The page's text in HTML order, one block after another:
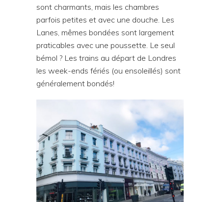
sont charmants, mais les chambres
parfois petites et avec une douche. Les
Lanes, mêmes bondées sont largement
praticables avec une poussette. Le seul
bémol ? Les trains au départ de Londres
les week-ends fériés (ou ensoleillés) sont
généralement bondés!